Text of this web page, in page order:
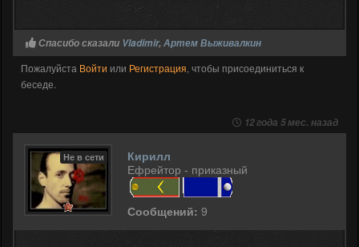
Спасибо сказали Vladimir, Артем Выживалкин
Пожалуйста Войти или Регистрация, чтобы присоединиться к
беседе.
12 года 5 мес. назад
Не в сети
Кирилл
Ефрейтор - приказный
Сообщений: 9